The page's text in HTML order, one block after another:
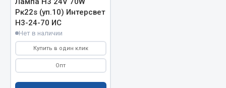
Адаптеры и переходники
Тройники
Трубки, муфты, гайки
Угольники
Фитинги
Штуцеры
Pк22s (уп.10) Интерсвет
Н3-24-70 ИС
Нет в наличии
Купить в один клик
Опт